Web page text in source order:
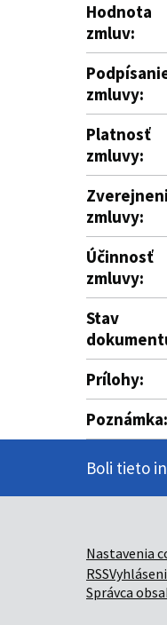
Hodnota
zmluv:
zmluvy:
Platnosť
zmluvy:
zmluvy:
Účinnosť
zmluvy:
Stav
Prílohy:
Poznámka:
Boli tieto
Nastavenia
RSS
Správca